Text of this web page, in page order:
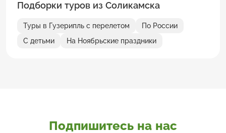
Подборки туров из Соликамска
Туры в Гузерипль с перелетом
По России
С детьми
На Ноябрьские праздники
Подпишитесь на нас